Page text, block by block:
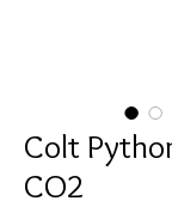
Colt
CO2